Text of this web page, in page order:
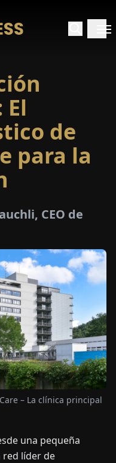
de
para la
CEO de
– La clínica principal
una pequeña
red líder de